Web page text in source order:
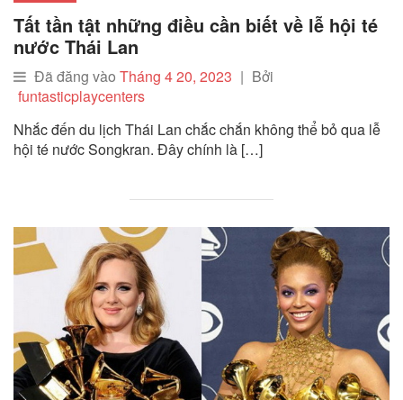
Tất tần tật những điều cần biết về lễ hội té
nước Thái Lan
Đã đăng vào Tháng 4 20, 2023 | Bởi
funtasticplaycenters
Nhắc đến du lịch Thái Lan chắc chắn không thể bỏ qua lễ
hội té nước Songkran. Đây chính là […]